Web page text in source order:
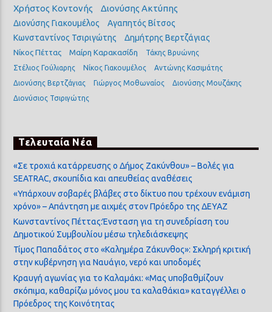
Χρήστος Κοντονής
Διονύσης Ακτύπης
Διονύσης Γιακουμέλος
Αγαπητός Βίτσος
Κωνσταντίνος Τσιριγώτης
Δημήτρης Βερτζάγιας
Νίκος Πέττας Μαίρη Καρακασίδη
Τάκης Βρυώνης
Στέλιος Γούλιαρης
Νίκος Γιακουμέλος
Αντώνης Κασιμάτης
Διονύσης Βερτζάγιας
Γιώργος Μοθωναίος
Διονύσης Μουζάκης
Διονύσιος Τσιριγώτης
Τελευταία Νέα
«Σε τροχιά κατάρρευσης ο Δήμος Ζακύνθου» – Βολές για
SEATRAC, σκουπίδια και απευθείας αναθέσεις
«Υπάρχουν σοβαρές βλάβες στο δίκτυο που τρέχουν ενάμιση
χρόνο» – Απάντηση με αιχμές στον Πρόεδρο της ΔΕΥΑΖ
Κωνσταντίνος Πέττας:Ένσταση για τη συνεδρίαση του
Δημοτικού Συμβουλίου μέσω τηλεδιάσκεψης
Τίμος Παπαδάτος στο «Καλημέρα Ζάκυνθος»: Σκληρή κριτική
στην κυβέρνηση για Ναυάγιο, νερό και υποδομές
Κραυγή αγωνίας για το Καλαμάκι: «Μας υποβαθμίζουν
σκόπιμα, καθαρίζω μόνος μου τα καλαθάκια» καταγγέλλει ο
Πρόεδρος της Κοινότητας